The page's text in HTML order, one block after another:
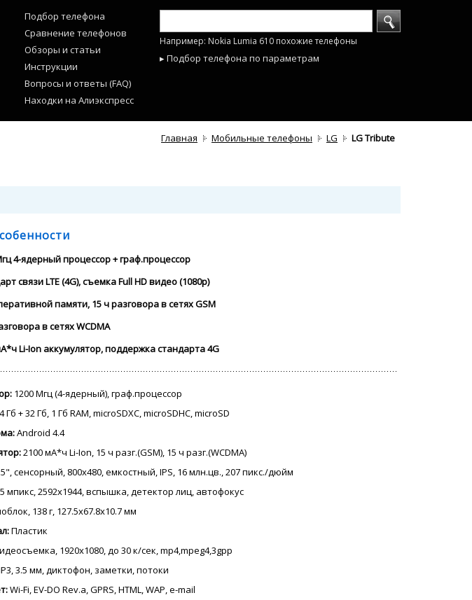
Подбор телефона
Сравнение телефонов
Обзоры и статьи
Инструкции
Вопросы и ответы (FAQ)
Находки на Алиэкспресс
Например: Nokia Lumia 610 похожие телефоны
▸ Подбор телефона по параметрам
Главная Мобильные телефоны LG LG Tribute
4-ядерный процессор + граф.процессор
связи LTE (4G), съемка Full HD видео (1080p)
памяти, 15 ч разговора в сетях GSM
в сетях WCDMA
Li-Ion аккумулятор, поддержка стандарта 4G
1200 Мгц (4-ядерный), граф.процессор
4 Гб + 32 Гб, 1 Гб RAM, microSDXC, microSDHC, microSD
Android 4.4
2100 мА*ч Li-Ion, 15 ч разг.(GSM), 15 ч разг.(WCDMA)
сенсорный, 800x480, емкостный, IPS, 16 млн.цв., 207 пикс./дюйм
5 мпикс, 2592x1944, вспышка, детектор лиц, автофокус
138 г, 127.5x67.8x10.7 мм
Пластик
1920x1080, до 30 к/сек, mp4,mpeg4,3gpp
3.5 мм, диктофон, заметки, потоки
Wi-Fi, EV-DO Rev.a, GPRS, HTML, WAP, e-mail